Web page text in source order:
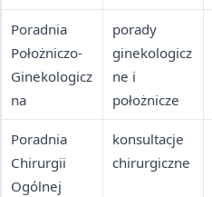
Poradnia
Położniczo-
Ginekologicz
na
porady
ginekologicz
ne i
położnicze
Poradnia
Chirurgii
Ogólnej
konsultacje
chirurgiczne